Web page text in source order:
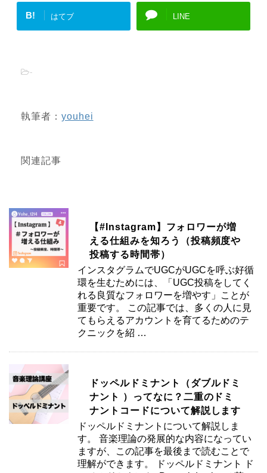
B! はてブ LINE
-
執筆者： youhei
関連記事
【#Instagram】フォロワーが増
える仕組みを知ろう（投稿頻度や
投稿する時間帯）
インスタグラムでUGCがUGCを呼ぶ好循
環を生むためには、「UGC投稿をしてく
れる良質なフォロワーを増やす」ことが
重要です。 この記事では、多くの人に見
てもらえるアカウントを育てるためのテ
クニックを紹 …
ドッペルドミナント（ダブルドミ
ナント ）ってなに？二重のドミ
ナントコードについて解説します
ドッペルドミナントについて解説しま
す。 音楽理論の発展的な内容になってい
ますが、この記事を最後まで読むことで
理解ができます。 ドッペルドミナント ド